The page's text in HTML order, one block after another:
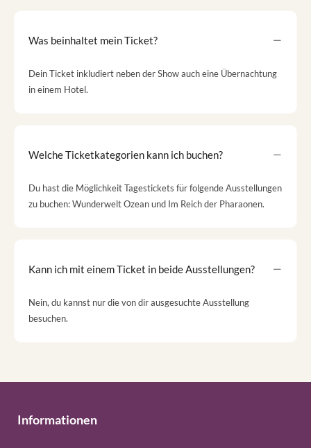
Was beinhaltet mein Ticket?
Dein Ticket inkludiert neben der Show auch eine Übernachtung
in einem Hotel.
Welche Ticketkategorien kann ich buchen?
Du hast die Möglichkeit Tagestickets für folgende Ausstellungen
zu buchen: Wunderwelt Ozean und Im Reich der Pharaonen.
Kann ich mit einem Ticket in beide Ausstellungen?
Nein, du kannst nur die von dir ausgesuchte Ausstellung
besuchen.
Informationen